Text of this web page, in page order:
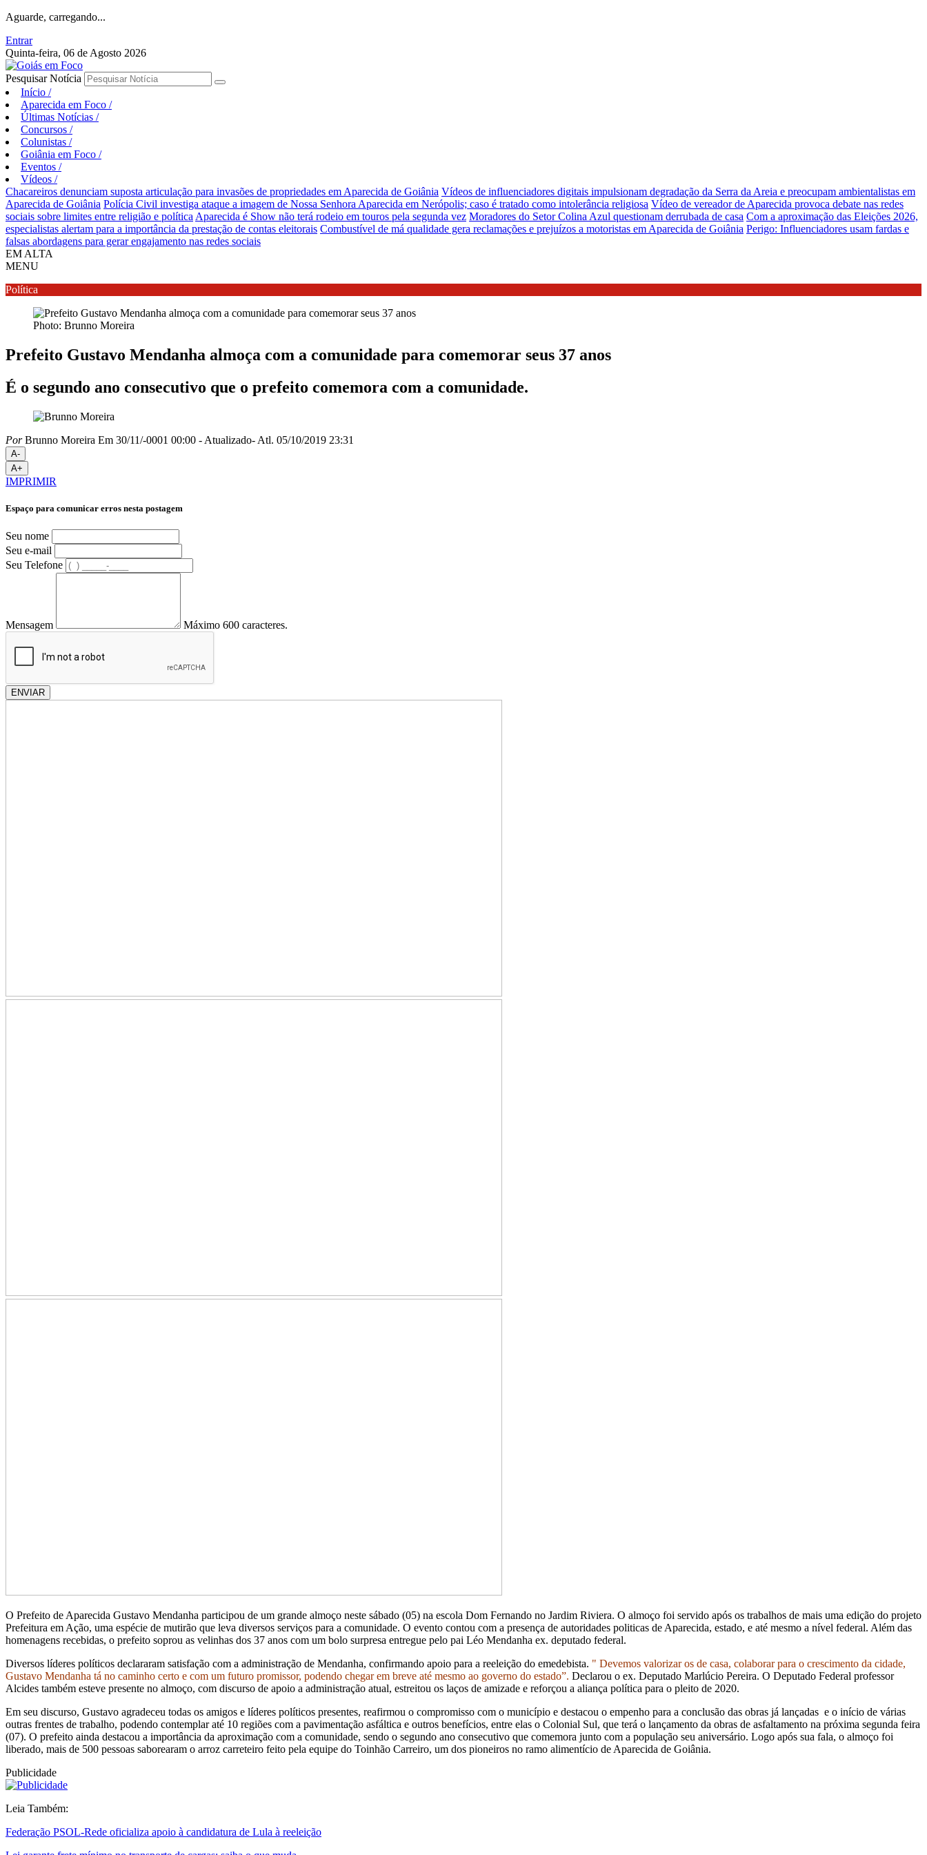
Aguarde, carregando...
Entrar
Quinta-feira, 06 de Agosto 2026
Pesquisar Notícia
Início /
Aparecida em Foco /
Últimas Notícias /
Concursos /
Colunistas /
Goiânia em Foco /
Eventos /
Vídeos /
Chacareiros denunciam suposta articulação para invasões de propriedades em Aparecida de Goiânia Vídeos de influenciadores digitais impulsionam degradação da Serra da Areia e preocupam ambientalistas em
Aparecida de Goiânia Polícia Civil investiga ataque a imagem de Nossa Senhora Aparecida em Nerópolis; caso é tratado como intolerância religiosa Vídeo de vereador de Aparecida provoca debate nas redes
sociais sobre limites entre religião e política Aparecida é Show não terá rodeio em touros pela segunda vez Moradores do Setor Colina Azul questionam derrubada de casa Com a aproximação das Eleições 2026,
especialistas alertam para a importância da prestação de contas eleitorais Combustível de má qualidade gera reclamações e prejuízos a motoristas em Aparecida de Goiânia Perigo: Influenciadores usam fardas e
falsas abordagens para gerar engajamento nas redes sociais
EM ALTA
MENU
Política
Photo: Brunno Moreira
Prefeito Gustavo Mendanha almoça com a comunidade para comemorar seus 37 anos
É o segundo ano consecutivo que o prefeito comemora com a comunidade.
PorBrunno Moreira Em 30/11/-0001 00:00 - Atualizado- Atl. 05/10/2019 23:31
A-
A+
IMPRIMIR
Espaço para comunicar erros nesta postagem
Seu nome
Seu e-mail
Seu Telefone
Mensagem Máximo 600 caracteres.
ENVIAR
O Prefeito de Aparecida Gustavo Mendanha participou de um grande almoço neste sábado (05) na escola Dom Fernando no Jardim Riviera. O almoço foi servido após os trabalhos de mais uma edição do projeto
Prefeitura em Ação, uma espécie de mutirão que leva diversos serviços para a comunidade. O evento contou com a presença de autoridades politicas de Aparecida, estado, e até mesmo a nível federal. Além das
homenagens recebidas, o prefeito soprou as velinhas dos 37 anos com um bolo surpresa entregue pelo pai Léo Mendanha ex. deputado federal.
Diversos líderes políticos declararam satisfação com a administração de Mendanha, confirmando apoio para a reeleição do emedebista. " Devemos valorizar os de casa, colaborar para o crescimento da cidade,
Gustavo Mendanha tá no caminho certo e com um futuro promissor, podendo chegar em breve até mesmo ao governo do estado”. Declarou o ex. Deputado Marlúcio Pereira. O Deputado Federal professor
Alcides também esteve presente no almoço, com discurso de apoio a administração atual, estreitou os laços de amizade e reforçou a aliança política para o pleito de 2020.
Em seu discurso, Gustavo agradeceu todas os amigos e líderes políticos presentes, reafirmou o compromisso com o município e destacou o empenho para a conclusão das obras já lançadas e o início de várias
outras frentes de trabalho, podendo contemplar até 10 regiões com a pavimentação asfáltica e outros benefícios, entre elas o Colonial Sul, que terá o lançamento da obras de asfaltamento na próxima segunda feira
(07). O prefeito ainda destacou a importância da aproximação com a comunidade, sendo o segundo ano consecutivo que comemora junto com a população seu aniversário. Logo após sua fala, o almoço foi
liberado, mais de 500 pessoas saborearam o arroz carreteiro feito pela equipe do Toinhão Carreiro, um dos pioneiros no ramo alimentício de Aparecida de Goiânia.
Publicidade
Leia Também:
Federação PSOL-Rede oficializa apoio à candidatura de Lula à reeleição